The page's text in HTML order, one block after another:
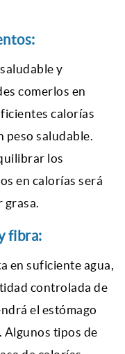
y
comerlos en
calorías
peso saludable.
los
en calorías será
grasa.
fibra:
en suficiente agua,
controlada de
el estómago
Algunos tipos de